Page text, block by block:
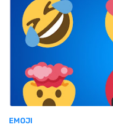
EMOJI